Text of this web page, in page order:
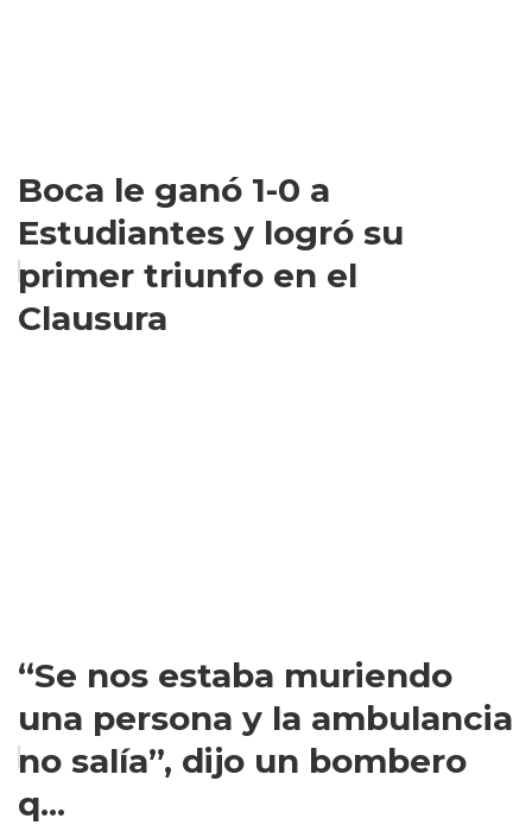
Boca le ganó 1-0 a
Estudiantes y logró su
primer triunfo en el
Clausura
“Se nos estaba muriendo
una persona y la ambulancia
no salía”, dijo un bombero
q...